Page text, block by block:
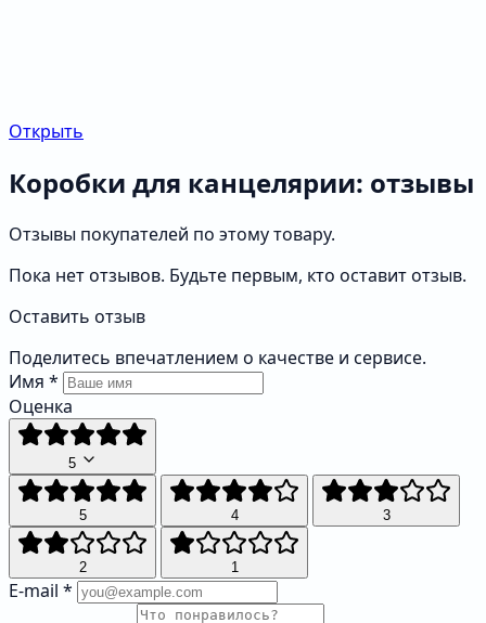
Открыть
Коробки для канцелярии: отзывы
Отзывы покупателей по этому товару.
Пока нет отзывов. Будьте первым, кто оставит отзыв.
Оставить отзыв
Поделитесь впечатлением о качестве и сервисе.
Имя *
Оценка
5
5 4 3
2 1
E-mail *